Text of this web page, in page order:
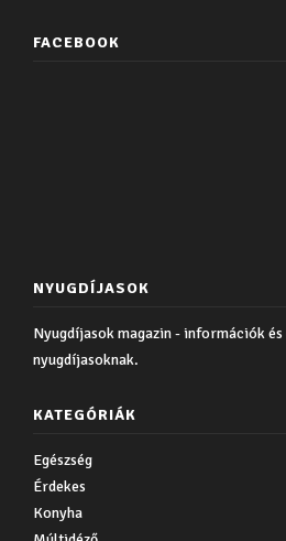
FACEBOOK
NYUGDÍJASOK
Nyugdíjasok magazin - információk és
nyugdíjasoknak.
KATEGÓRIÁK
Egészség
Érdekes
Konyha